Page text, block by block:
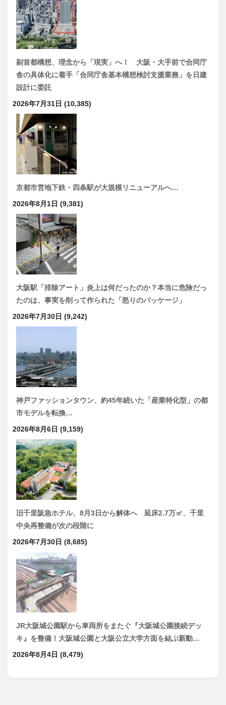
副首都構想、理念から「現実」へ！ 大阪・大手前で合同庁
舎の具体化に着手「合同庁舎基本構想検討支援業務」を日建
設計に委託
2026年7月31日 (10,385)
京都市営地下鉄・四条駅が大規模リニューアルへ…
2026年8月1日 (9,381)
大阪駅「排除アート」炎上は何だったのか？本当に危険だっ
たのは、事実を削って作られた「怒りのパッケージ」
2026年7月30日 (9,242)
神戸ファッションタウン、約45年続いた「産業特化型」の都
市モデルを転換…
2026年8月6日 (9,159)
旧千里阪急ホテル、8月3日から解体へ 延床2.7万㎡、千里
中央再整備が次の段階に
2026年7月30日 (8,685)
JR大阪城公園駅から車両所をまたぐ『大阪城公園接続デッ
キ』を整備！大阪城公園と大阪公立大学方面を結ぶ新動…
2026年8月4日 (8,479)